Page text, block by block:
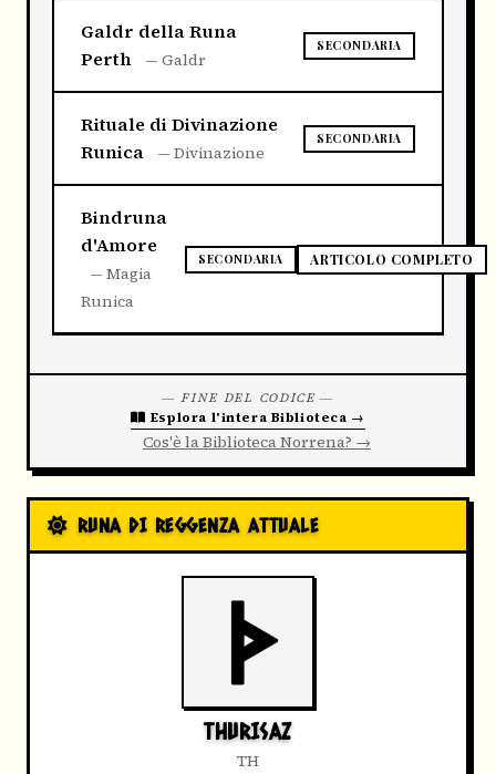
RUNA DI REGGENZA ATTUALE
THURISAZ
TH
Galdr della Runa
Perth
— Galdr
SECONDARIA
Rituale di Divinazione
Runica
— Divinazione
SECONDARIA
Bindruna
d'Amore
— Magia
Runica
SECONDARIA ARTICOLO COMPLETO
― FINE DEL CODICE ―
Esplora l'intera Biblioteca →
Cos'è la Biblioteca Norrena? →